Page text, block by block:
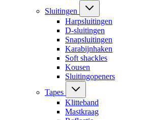
Sluitingen
Harpsluitingen
D-sluitingen
Snapsluitingen
Karabijnhaken
Soft shackles
Kousen
Sluitingopeners
Tapes
Klitteband
Mastkraag